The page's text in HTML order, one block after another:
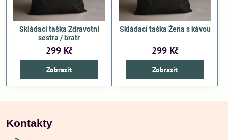
Skládací taška Zdravotní
sestra / bratr
299 Kč
Zobrazit
Skládací taška Žena s kávou
299 Kč
Zobrazit
Kontakty